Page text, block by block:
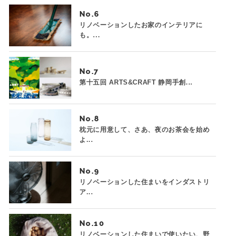
No.
リノベーションしたお家のインテリアに
も。...
No.
第十五回 ARTS&CRAFT 静岡手創...
No.
枕元に用意して、さあ、夜のお茶会を始め
よ...
No.
リノベーションした住まいをインダストリ
ア...
No.
リノベーションした住まいで使いたい、野